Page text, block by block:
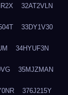
32AT2VLN
33DY1V30
34HYUF3N
35MJZMAN
376J215Y